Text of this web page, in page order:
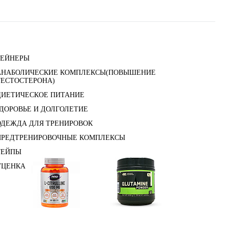
КОМПЛЕКСЫ(ПОВЫШЕНИЕ
ПИТАНИЕ
И ДОЛГОЛЕТИЕ
ДЛЯ ТРЕНИРОВОК
КОМПЛЕКСЫ